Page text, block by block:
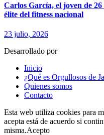
Carlos García, el joven de
élite del fitness nacional
23 julio, 2026
Desarrollado por
Inicio
¿Qué es Orgullosos de
Quienes somos
Contacto
Esta web utiliza cookies para
acepta está de acuerdo si
misma.Acepto